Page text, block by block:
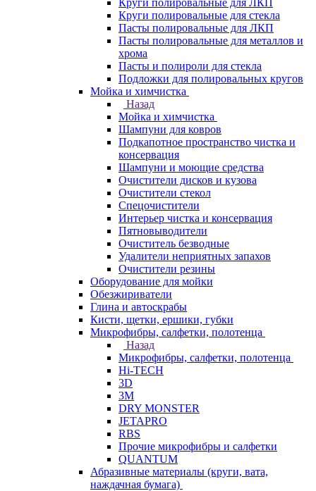
Круги полировальные для ЛКП
Круги полировальные для стекла
Пасты полировальные для ЛКП
Пасты полировальные для металлов и
хрома
Пасты и полироли для стекла
Подложки для полировальных кругов
Мойка и химчистка
Назад
Мойка и химчистка
Шампуни для ковров
Подкапотное пространство чистка и
консервация
Шампуни и моющие средства
Очистители дисков и кузова
Очистители стекол
Спецочистители
Интерьер чистка и консервация
Пятновыводители
Очиститель безводные
Удалители неприятных запахов
Очистители резины
Оборудование для мойки
Обезжириватели
Глина и автоскрабы
Кисти, щетки, ершики, губки
Микрофибры, салфетки, полотенца
Назад
Микрофибры, салфетки, полотенца
Hi-TECH
3D
3М
DRY MONSTER
JETAPRO
RBS
Прочие микрофибры и салфетки
QUANTUM
Абразивные материалы (круги, вата,
наждачная бумага)